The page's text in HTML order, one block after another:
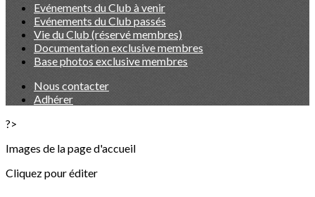
Evénements du Club à venir
Evénements du Club passés
Vie du Club (réservé membres)
Documentation exclusive membres
Base photos exclusive membres
Nous contacter
Adhérer
?>
Images de la page d'accueil
Cliquez pour éditer